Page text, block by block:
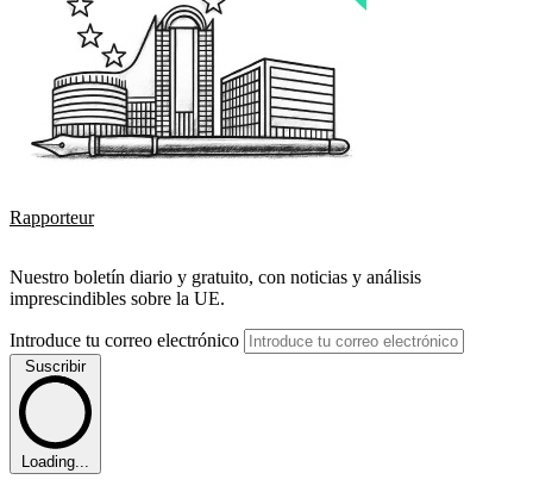
Rapporteur
Nuestro boletín diario y gratuito, con noticias y análisis
imprescindibles sobre la UE.
Introduce tu correo electrónico
Suscribir
Loading...